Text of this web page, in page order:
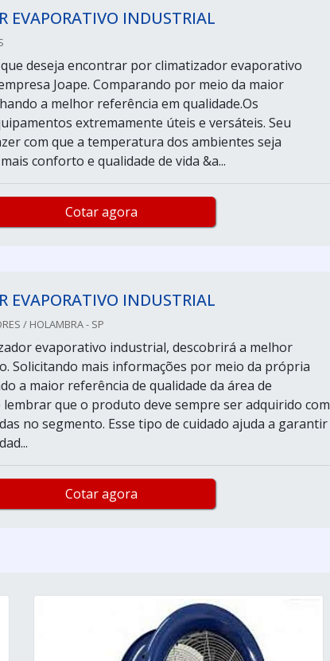
EVAPORATIVO INDUSTRIAL
deseja encontrar por climatizador evaporativo
Joape. Comparando por meio da maior
a melhor referência em qualidade.Os
extremamente úteis e versáteis. Seu
com que a temperatura dos ambientes seja
conforto e qualidade de vida &a...
Cotar agora
EVAPORATIVO INDUSTRIAL
/ HOLAMBRA - SP
evaporativo industrial, descobrirá a melhor
Solicitando mais informações por meio da própria
a maior referência de qualidade da área de
que o produto deve sempre ser adquirido com
no segmento. Esse tipo de cuidado ajuda a garantir
Cotar agora